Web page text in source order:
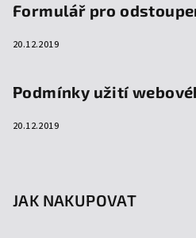
Formulář pro
20.12.2019
Podmínky užití
20.12.2019
JAK NAKUPOVAT